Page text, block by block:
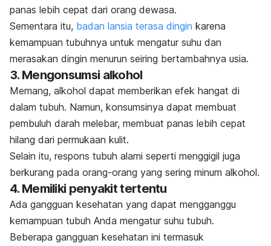
panas lebih cepat dari orang dewasa.
Sementara itu, badan lansia terasa dingin karena
kemampuan tubuhnya untuk mengatur suhu dan
merasakan dingin menurun seiring bertambahnya usia.
3. Mengonsumsi alkohol
Memang, alkohol dapat memberikan efek hangat di
dalam tubuh. Namun, konsumsinya dapat membuat
pembuluh darah melebar, membuat panas lebih cepat
hilang dari permukaan kulit.
Selain itu, respons tubuh alami seperti menggigil juga
berkurang pada orang-orang yang sering minum alkohol.
4. Memiliki penyakit tertentu
Ada gangguan kesehatan yang dapat mengganggu
kemampuan tubuh Anda mengatur suhu tubuh.
Beberapa gangguan kesehatan ini termasuk